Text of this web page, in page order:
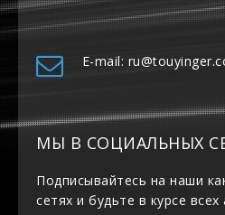
E-mail:
МЫ В СОЦИАЛЬНЫХ
Подписывайтесь на наши
сетях и будьте в курсе